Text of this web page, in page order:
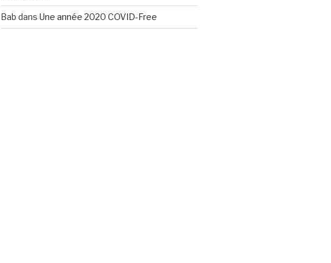
Bab dans Une année 2020 COVID-Free